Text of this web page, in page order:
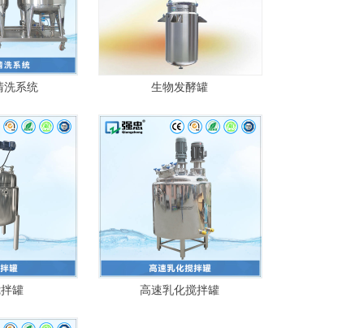
洗系统 生物发酵罐
罐 高速乳化搅拌罐